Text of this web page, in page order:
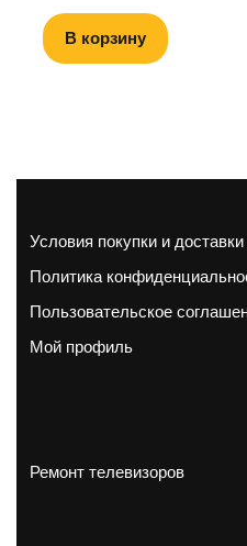
В корзину
Условия покупки и
Политика
Пользовательское
Мой профиль
Ремонт телевизоров